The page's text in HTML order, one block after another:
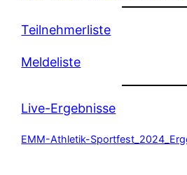
Teilnehmerliste
Meldeliste
Live-Ergebnisse
EMM-Athletik-